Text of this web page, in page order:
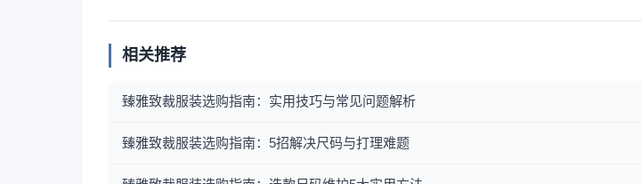
相关推荐
臻雅致裁服装选购指南：实用技巧与常见问题解析
臻雅致裁服装选购指南：5招解决尺码与打理难题